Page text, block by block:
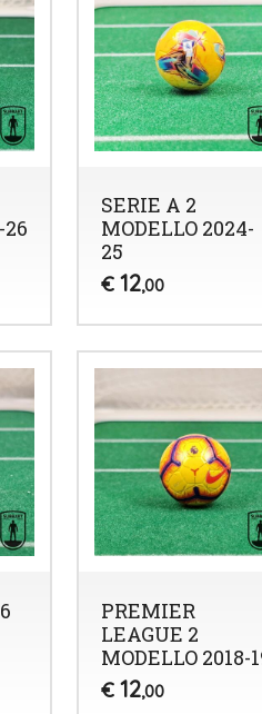
26
SERIE A 2
MODELLO 2024-
25
€ 12,00
PREMIER
LEAGUE 2
MODELLO 2018-
€ 12,00